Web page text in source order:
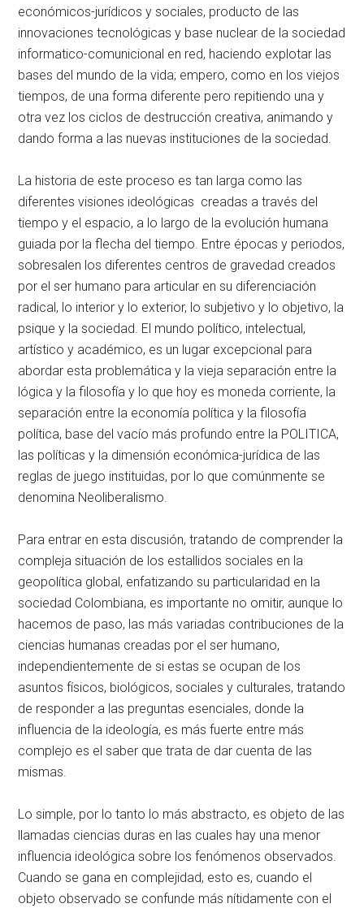
económicos-jurídicos y sociales, producto de las
innovaciones tecnológicas y base nuclear de la sociedad
informatico-comunicional en red, haciendo explotar las
bases del mundo de la vida; empero, como en los viejos
tiempos, de una forma diferente pero repitiendo una y
otra vez los ciclos de destrucción creativa, animando y
dando forma a las nuevas instituciones de la sociedad.
La historia de este proceso es tan larga como las
diferentes visiones ideológicas creadas a través del
tiempo y el espacio, a lo largo de la evolución humana
guiada por la flecha del tiempo. Entre épocas y periodos,
sobresalen los diferentes centros de gravedad creados
por el ser humano para articular en su diferenciación
radical, lo interior y lo exterior, lo subjetivo y lo objetivo, la
psique y la sociedad. El mundo político, intelectual,
artístico y académico, es un lugar excepcional para
abordar esta problemática y la vieja separación entre la
lógica y la filosofía y lo que hoy es moneda corriente, la
separación entre la economía política y la filosofía
política, base del vacío más profundo entre la POLITICA,
las políticas y la dimensión económica-jurídica de las
reglas de juego instituidas, por lo que comúnmente se
denomina Neoliberalismo.
Para entrar en esta discusión, tratando de comprender la
compleja situación de los estallidos sociales en la
geopolítica global, enfatizando su particularidad en la
sociedad Colombiana, es importante no omitir, aunque lo
hacemos de paso, las más variadas contribuciones de la
ciencias humanas creadas por el ser humano,
independientemente de si estas se ocupan de los
asuntos físicos, biológicos, sociales y culturales, tratando
de responder a las preguntas esenciales, donde la
influencia de la ideología, es más fuerte entre más
complejo es el saber que trata de dar cuenta de las
mismas.
Lo simple, por lo tanto lo más abstracto, es objeto de las
llamadas ciencias duras en las cuales hay una menor
influencia ideológica sobre los fenómenos observados.
Cuando se gana en complejidad, esto es, cuando el
objeto observado se confunde más nítidamente con el